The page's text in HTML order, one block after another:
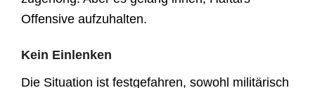
Offensive aufzuhalten.
Kein Einlenken
Die Situation ist festgefahren, sowohl militärisch